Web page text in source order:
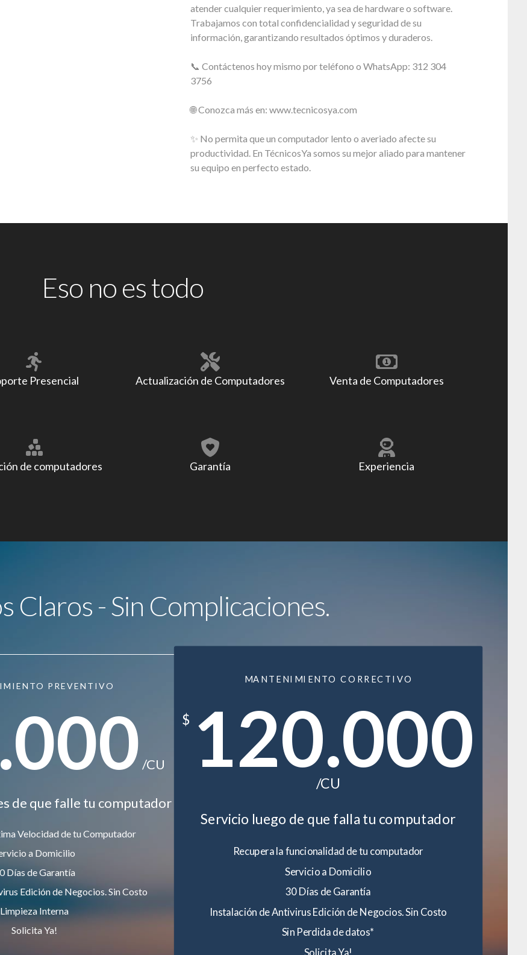
atender cualquier requerimiento, ya sea de hardware o software.
Trabajamos con total confidencialidad y seguridad de su
información, garantizando resultados óptimos y duraderos.
📞 Contáctenos hoy mismo por teléfono o WhatsApp: 312 304
3756
🌐 Conozca más en: www.tecnicosya.com
✨ No permita que un computador lento o averiado afecte su
productividad. En TécnicosYa somos su mejor aliado para mantener
su equipo en perfecto estado.
Eso no es todo
Presencial Actualización de Computadores Venta de Computadores
de computadores Garantía Experiencia
Claros - Sin Complicaciones.
PREVENTIVO
/CU
de que falle tu computador
Velocidad de tu Computador
a Domicilio
Días de Garantía
Edición de Negocios. Sin Costo
Limpieza Interna
Solicita Ya!
MANTENIMIENTO CORRECTIVO
$ 120.000
/CU
Servicio luego de que falla tu computador
Recupera la funcionalidad de tu computador
Servicio a Domicilio
30 Días de Garantía
Instalación de Antivirus Edición de Negocios. Sin Costo
Sin Perdida de datos*
Solicita Ya!